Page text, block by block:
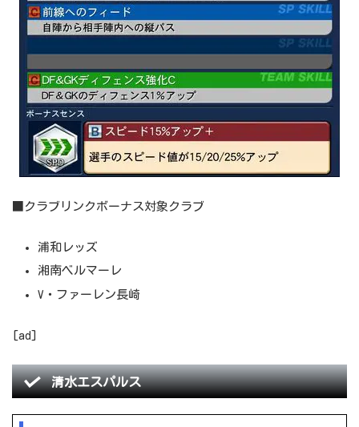
■クラブリンクボーナス対象クラブ
浦和レッズ
湘南ベルマーレ
V・ファーレン長崎
[ad]
清水エスパルス